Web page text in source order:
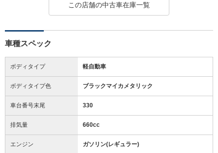
この店舗の中古車在庫一覧
車種スペック
ボディタイプ 軽自動車
ボディタイプ色 ブラックマイカメタリック
車台番号末尾 330
排気量 660cc
エンジン ガソリン(レギュラー)